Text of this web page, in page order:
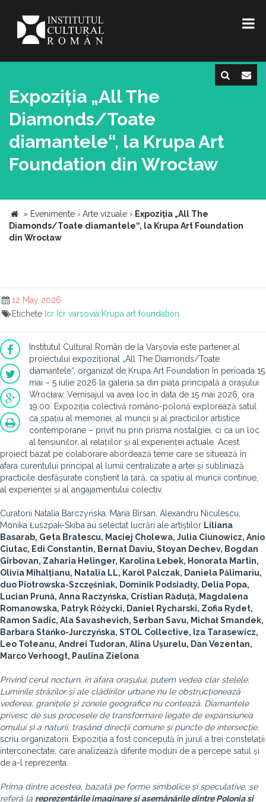
Expoziția „All The
Diamonds/Toate
diamantele“, la Krupa Art
Foundation din Wrocław
» Evenimente › Arte vizuale › Expoziția „All The
Diamonds/Toate diamantele“, la Krupa Art Foundation
din Wrocław
12 May 2026
Etichete Icr Icr varsovia Krupa art foundation
Institutul Cultural Român de la Varșovia este partener al
proiectului expozițional „All The Diamonds/Toate
diamantele“, organizat de Krupa Art Foundation în perioada 15
mai – 5 iulie 2026 la galeria sa din piața principală a orașului
Wrocław. Vernisajul va avea loc în data de 15 mai 2026, ora
19:00. Expoziția colectivă româno-polonă explorează satul
ca spațiu al memoriei, al muncii și al practicilor artistice
contemporane – privit nu prin prisma nostalgiei, ci ca un loc
al tensiunilor, al relațiilor și al experienței actuale. Acest
proiect bazat pe colaborare abordează teme care se situează în
afara curentului principal al lumii centralizate a artei și subliniază
practicile desfășurate conștient la țară, ca spațiu al muncii continue,
al experienței și al angajamentului colectiv.
Curatorii Natalia Barczyńska, Maria Bîrsan, Alexandru Niculescu,
Monika Łuszpak-Skiba au selectat lucrări ale artiștilor Liliana
Basarab, Geta Bratescu, Maciej Cholewa, Julia Ciunowicz, Anio
Ciutac, Edi Constantin, Bernat Daviu, Stoyan Dechev, Bogdan
Gîrbovan, Zaharia Helinger, Karolina Łebek, Honorata Martin,
Olivia Mihălțianu, Natalia LL, Karol Palczak, Daniela Pălimariu,
duo Piotrowska-Szczęśniak, Dominik Podsiadły, Delia Popa,
Lucian Prună, Anna Raczyńska, Cristian Răduță, Magdalena
Romanowska, Patryk Różycki, Daniel Rycharski, Zofia Rydet,
Ramon Sadîc, Ala Savashevich, Serban Savu, Michał Smandek,
Barbara Stańko-Jurczyńska, STOL Collective, Iza Tarasewicz,
Leo Toteanu, Andrei Tudoran, Alina Ușurelu, Dan Vezentan,
Marco Verhoogt, Paulina Zielona
Privind cerul nocturn, în afara orașului, putem vedea clar stelele.
Luminile străzilor și ale clădirilor urbane nu le obstrucționează
vederea; granițele și zonele geografice nu contează. Diamantele
privesc de sus procesele de transformare legate de expansiunea
omului și a naturii, trasând direcții comune și puncte de intersecție,
scriu organizatorii. Expoziția a fost concepută în jurul a trei constelații
interconectate, care analizează diferite moduri de a percepe satul și
de a-l reprezenta.
Prima dintre acestea, bazată pe forme simbolice și speculative, se
referă la reprezentările imaginare și asemănările dintre Polonia și